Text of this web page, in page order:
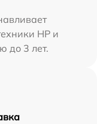
HP и
до 3 лет.